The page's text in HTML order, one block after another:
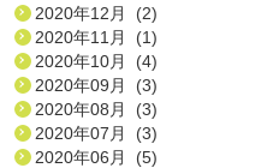
2020年12月 (2)
2020年11月 (1)
2020年10月 (4)
2020年09月 (3)
2020年08月 (3)
2020年07月 (3)
2020年06月 (5)